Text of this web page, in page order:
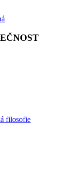
filosofie